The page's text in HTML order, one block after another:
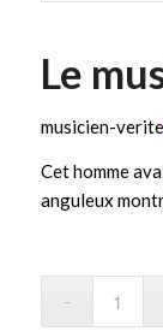
Le
musicien-verite
Cet homme
anguleux